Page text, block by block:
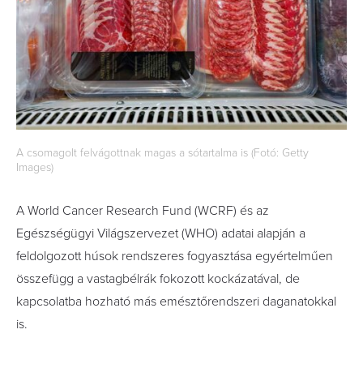
A csomagolt felvágottnak magas a sótartalma is (Fotó: Getty
Images)
A World Cancer Research Fund (WCRF) és az
Egészségügyi Világszervezet (WHO) adatai alapján a
feldolgozott húsok rendszeres fogyasztása egyértelműen
összefügg a vastagbélrák fokozott kockázatával, de
kapcsolatba hozható más emésztőrendszeri daganatokkal
is.